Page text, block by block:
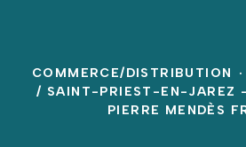
COMMERCE/DISTRIBUTION ·
/ SAINT-PRIEST-EN-JAREZ
PIERRE MENDÈS